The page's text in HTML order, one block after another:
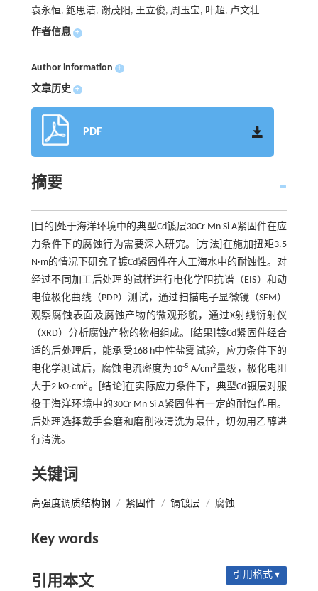
袁永恒, 鲍思洁, 谢茂阳, 王立俊, 周玉宝, 叶超, 卢文壮
作者信息 +
Author information +
文章历史 +
PDF
摘要
[目的]处于海洋环境中的典型Cd镀层30Cr Mn Si A紧固件在应
力条件下的腐蚀行为需要深入研究。[方法]在施加扭矩3.5
N·m的情况下研究了镀Cd紧固件在人工海水中的耐蚀性。对
经过不同加工后处理的试样进行电化学阻抗谱（EIS）和动
电位极化曲线（PDP）测试，通过扫描电子显微镜（SEM）
观察腐蚀表面及腐蚀产物的微观形貌，通过X射线衍射仪
（XRD）分析腐蚀产物的物相组成。[结果]镀Cd紧固件经合
适的后处理后，能承受168 h中性盐雾试验，应力条件下的
电化学测试后，腐蚀电流密度为10-5 A/cm2量级，极化电阻
大于2 kΩ·cm2。[结论]在实际应力条件下，典型Cd镀层对服
役于海洋环境中的30Cr Mn Si A紧固件有一定的耐蚀作用。
后处理选择戴手套磨和磨削液清洗为最佳，切勿用乙醇进
行清洗。
关键词
高强度调质结构钢 / 紧固件 / 镉镀层 / 腐蚀
Key words
引用本文 引用格式 ▾